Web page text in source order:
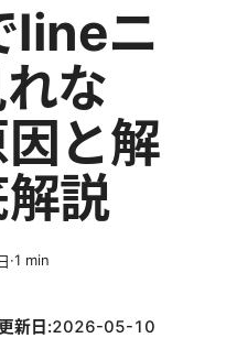
lineニ
な
と解
説
·1 min
新日:2026-05-10